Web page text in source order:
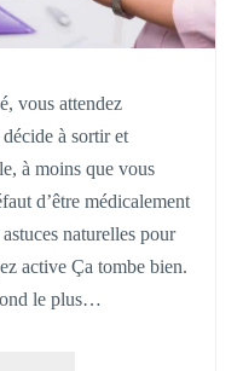
vous attendez
à sortir et
à moins que vous
d’être médicalement
naturelles pour
active Ça tombe bien.
le plus…